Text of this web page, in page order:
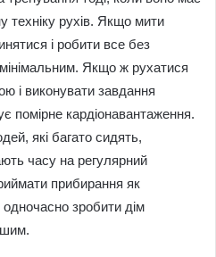
техніку рухів. Якщо мити
і робити все без
Якщо ж рухатися
і виконувати завдання
помірне кардіонавантаження.
які багато сидять,
часу на регулярний
прибирання як
зробити дім